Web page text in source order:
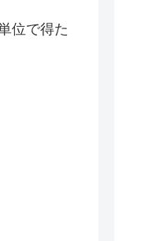
位で得た